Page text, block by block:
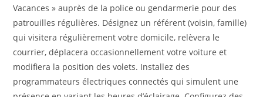
Vacances » auprès de la police ou gendarmerie pour des
patrouilles régulières. Désignez un référent (voisin, famille)
qui visitera régulièrement votre domicile, relèvera le
courrier, déplacera occasionnellement votre voiture et
modifiera la position des volets. Installez des
programmateurs électriques connectés qui simulent une